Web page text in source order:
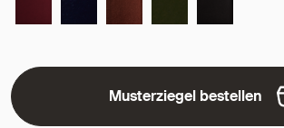
Musterziegel bestellen